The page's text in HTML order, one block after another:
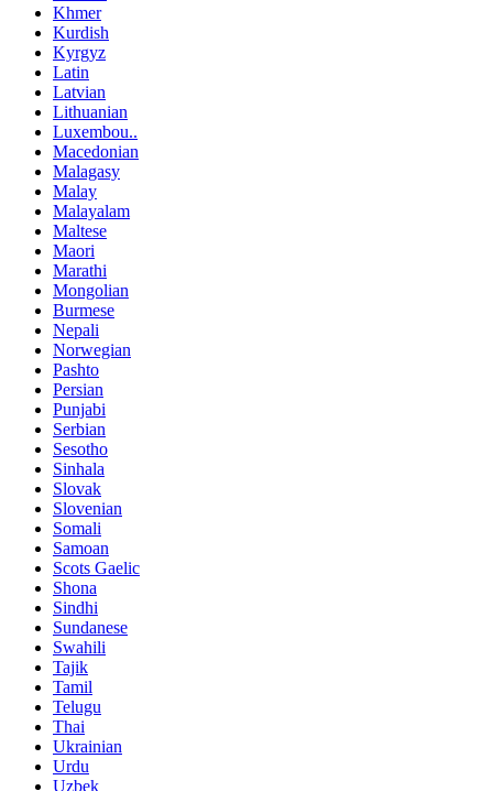
Khmer
Kurdish
Kyrgyz
Latin
Latvian
Lithuanian
Luxembou..
Macedonian
Malagasy
Malay
Malayalam
Maltese
Maori
Marathi
Mongolian
Burmese
Nepali
Norwegian
Pashto
Persian
Punjabi
Serbian
Sesotho
Sinhala
Slovak
Slovenian
Somali
Samoan
Scots Gaelic
Shona
Sindhi
Sundanese
Swahili
Tajik
Tamil
Telugu
Thai
Ukrainian
Urdu
Uzbek